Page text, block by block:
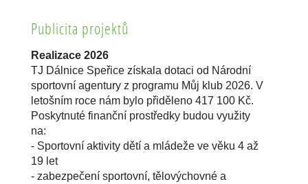
Publicita projektů
Realizace 2026
TJ Dálnice Speřice získala dotaci od Národní
sportovní agentury z programu Můj klub 2026. V
letošním roce nám bylo přiděleno 417 100 Kč.
Poskytnuté finanční prostředky budou využity
na:
- Sportovní aktivity dětí a mládeže ve věku 4 až
19 let
- zabezpečení sportovní, tělovýchovné a